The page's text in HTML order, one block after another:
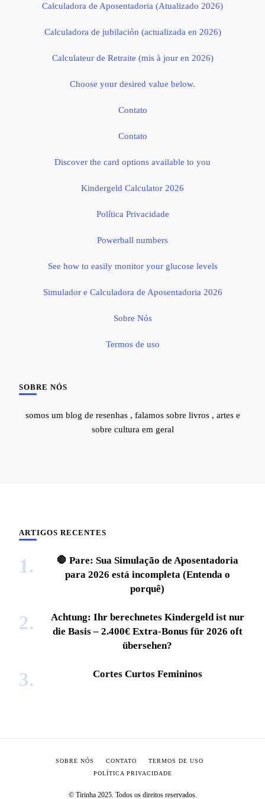
Calculadora de Aposentadoria (Atualizado 2026)
Calculadora de jubilación (actualizada en 2026)
Calculateur de Retraite (mis à jour en 2026)
Choose your desired value below.
Contato
Contato
Discover the card options available to you
Kindergeld Calculator 2026
Política Privacidade
Powerball numbers
See how to easily monitor your glucose levels
Simulador e Calculadora de Aposentadoria 2026
Sobre Nós
Termos de uso
SOBRE NÓS
somos um blog de resenhas , falamos sobre livros , artes e
sobre cultura em geral
ARTIGOS RECENTES
🛑 Pare: Sua Simulação de Aposentadoria
para 2026 está incompleta (Entenda o
porquê)
Achtung: Ihr berechnetes Kindergeld ist nur
die Basis – 2.400€ Extra-Bonus für 2026 oft
übersehen?
Cortes Curtos Femininos
© Tirinha 2025. Todos os direitos reservados.
SOBRE NÓS CONTATO
TERMOS DE USO
POLÍTICA PRIVACIDADE